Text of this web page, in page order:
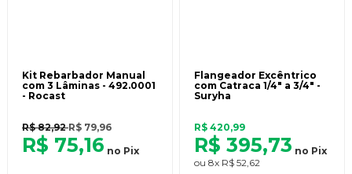
Kit Rebarbador Manual
com 3 Lâminas - 492.0001
- Rocast
R$ 82,92R$ 79,96
R$ 75,16 no Pix
Flangeador Excêntrico
com Catraca 1/4" a 3/4" -
Suryha
R$ 420,99
R$ 395,73 no Pix
ou 8x R$ 52,62